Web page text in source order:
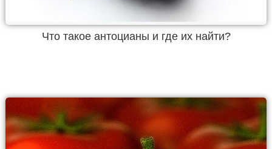
Что такое антоцианы и где их найти?